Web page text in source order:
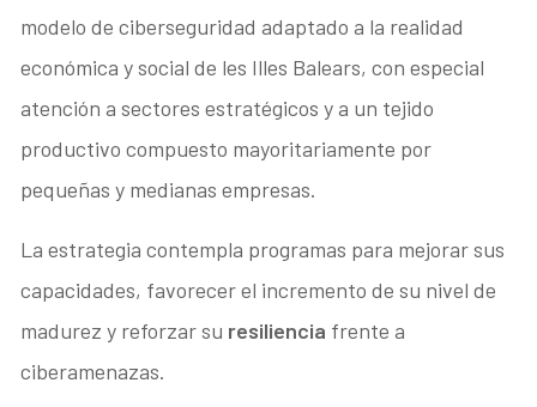
modelo de ciberseguridad adaptado a la realidad
económica y social de les Illes Balears, con especial
atención a sectores estratégicos y a un tejido
productivo compuesto mayoritariamente por
pequeñas y medianas empresas.
La estrategia contempla programas para mejorar sus
capacidades, favorecer el incremento de su nivel de
madurez y reforzar su resiliencia frente a
ciberamenazas.